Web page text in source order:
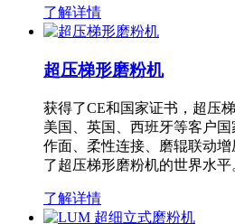
了解详情
超压梯形磨粉机
获得了CE和国家证书，超压
美国、英国、西班牙等客户
作面、柔性连接、磨辊联动
了超压梯形磨粉机的世界水
了解详情